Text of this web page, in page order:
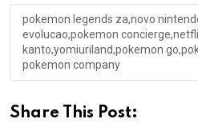
pokemon legends za,novo
evolucao,pokemon
kanto,yomiuriland,pokemon
pokemon company
Share This Post: